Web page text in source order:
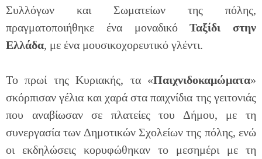
Συλλόγων και Σωματείων της πόλης,
πραγματοποιήθηκε ένα μοναδικόΤαξίδι στην
Ελλάδα, με ένα μουσικοχορευτικό γλέντι.
Το πρωί της Κυριακής, τα «Παιχνιδοκαμώματα»
σκόρπισαν γέλια και χαρά στα παιχνίδια της γειτονιάς
που αναβίωσαν σε πλατείες του Δήμου, με τη
συνεργασία των Δημοτικών Σχολείων της πόλης, ενώ
οι εκδηλώσεις κορυφώθηκαν το μεσημέρι με τη